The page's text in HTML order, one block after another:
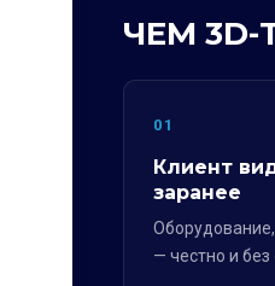
ЧЕМ
01
Клиент
заранее
— честно и без